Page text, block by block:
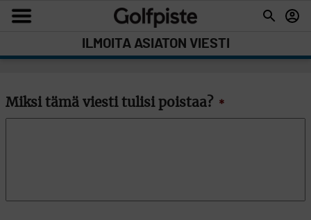
ILMOITA ASIATON VIESTI
Miksi tämä viesti tulisi poistaa? *